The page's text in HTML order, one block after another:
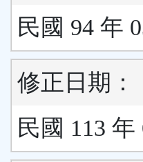
民國 94 年
修正日期：
民國 113 年